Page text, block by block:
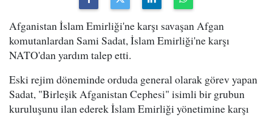
Afganistan İslam Emirliği'ne karşı savaşan Afgan
komutanlardan Sami Sadat, İslam Emirliği'ne karşı
NATO'dan yardım talep etti.
Eski rejim döneminde orduda general olarak görev yapan
Sadat, "Birleşik Afganistan Cephesi" isimli bir grubun
kuruluşunu ilan ederek İslam Emirliği yönetimine karşı